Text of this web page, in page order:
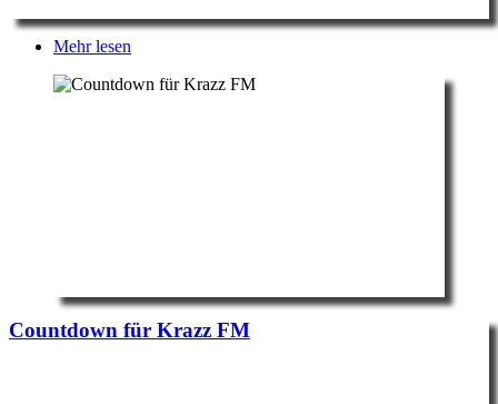
Mehr lesen
Countdown für Krazz FM